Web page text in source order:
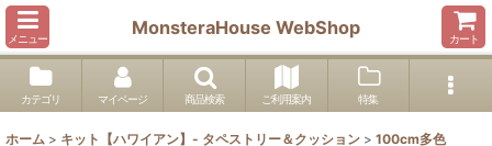
メニュー
MonsteraHouse WebShop
カート
カテゴリ マイページ 商品検索 ご利用案内 特集
ホーム > キット【ハワイアン】- タペストリー＆クッション > 100cm多色